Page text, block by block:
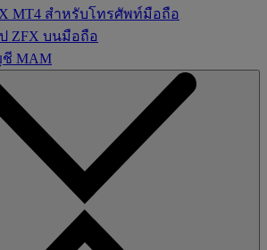
MT4 สำหรับโทรศัพท์มือถือ
ZFX บนมือถือ
MAM